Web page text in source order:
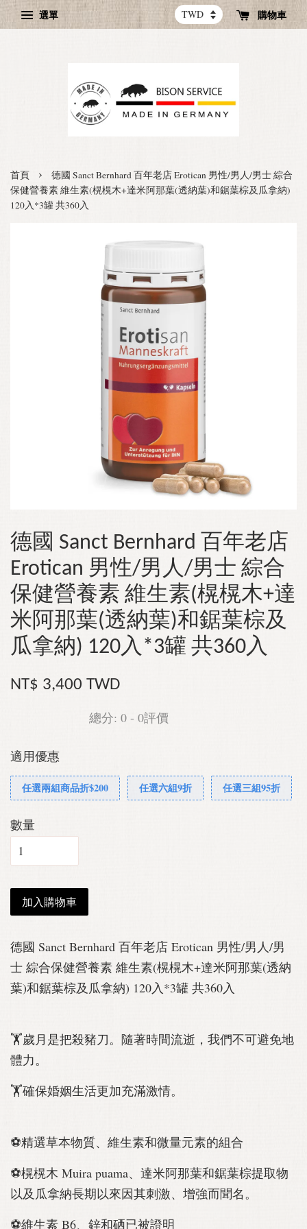
選單 購物車
首頁 ›
德國 Sanct Bernhard 百年老店 Erotican 男性/男人/男士 綜合
保健營養素 維生素(榥榥木+達米阿那葉(透納葉)和鋸葉棕及瓜拿納)
120入*3罐 共360入
德國 Sanct Bernhard 百年老店
Erotican 男性/男人/男士 綜合
保健營養素 維生素(榥榥木+達
米阿那葉(透納葉)和鋸葉棕及
瓜拿納) 120入*3罐 共360入
NT$ 3,400 TWD
總分: 0 - 0評價
適用優惠
任選兩組商品折$200 任選六組9折 任選三組95折
數量
加入購物車
德國 Sanct Bernhard 百年老店 Erotican 男性/男人/男
士 綜合保健營養素 維生素(榥榥木+達米阿那葉(透納
葉)和鋸葉棕及瓜拿納) 120入*3罐 共360入
🏋歲月是把殺豬刀。隨著時間流逝，我們不可避免地
體力。
🏋確保婚姻生活更加充滿激情。
⚽精選草本物質、維生素和微量元素的組合
⚽榥榥木 Muira puama、達米阿那葉和鋸葉棕提取物
以及瓜拿納長期以來因其刺激、增強而聞名。
⚽維生素 B6、鋅和硒已被證明